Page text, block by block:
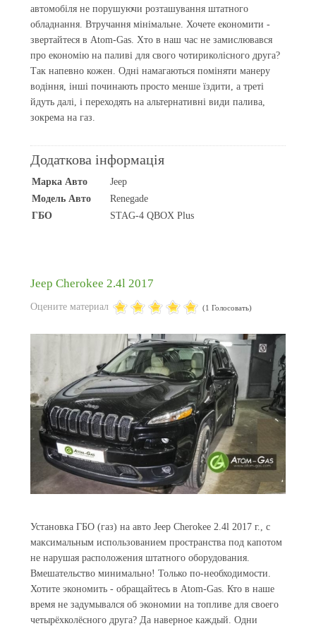
автомобіля не порушуючи розташування штатного
обладнання. Втручання мінімальне. Хочете економити -
звертайтеся в Atom-Gas. Хто в наш час не замислювався
про економію на паливі для свого чотириколісного друга?
Так напевно кожен. Одні намагаються поміняти манеру
водіння, інші починають просто менше їздити, а треті
йдуть далі, і переходять на альтернативні види палива,
зокрема на газ.
Додаткова інформація
Марка Авто
Jeep
Модель Авто
Renegade
ГБО
STAG-4 QBOX Plus
Jeep Cherokee 2.4l 2017
Оцените материал (1 Голосовать)
Установка ГБО (газ) на авто Jeep Cherokee 2.4l 2017 г., с
максимальным использованием пространства под капотом
не нарушая расположения штатного оборудования.
Вмешательство минимально! Только по-необходимости.
Хотите экономить - обращайтесь в Atom-Gas. Кто в наше
время не задумывался об экономии на топливе для своего
четырёхколёсного друга? Да наверное каждый. Одни